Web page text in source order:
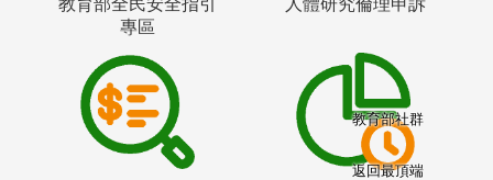
專區
教育部社群
返回最頂端